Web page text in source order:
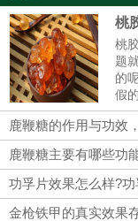
桃
桃
题
的
假
胶
35
的
鹿鞭糖的作用与功效
鹿鞭糖主要有哪些功
功孚片效果怎么样?
金枪铁甲的真实效果